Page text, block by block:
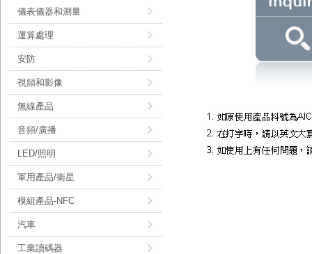
儀表儀器和測量
運算處理
安防
視頻和影像
無線產品
音頻/廣播
LED/照明
軍用產品/衛星
模組產品-NFC
汽車
工業讀碼器